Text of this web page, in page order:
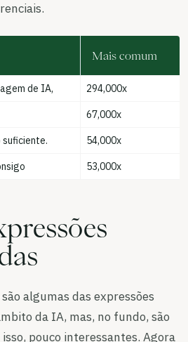
Mais comum
de IA, 294,000x
67,000x
54,000x
53,000x
algumas das expressões
da IA, mas, no fundo, são
pouco interessantes. Agora